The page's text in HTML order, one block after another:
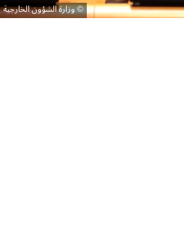
وزارة الشؤون الخارجية